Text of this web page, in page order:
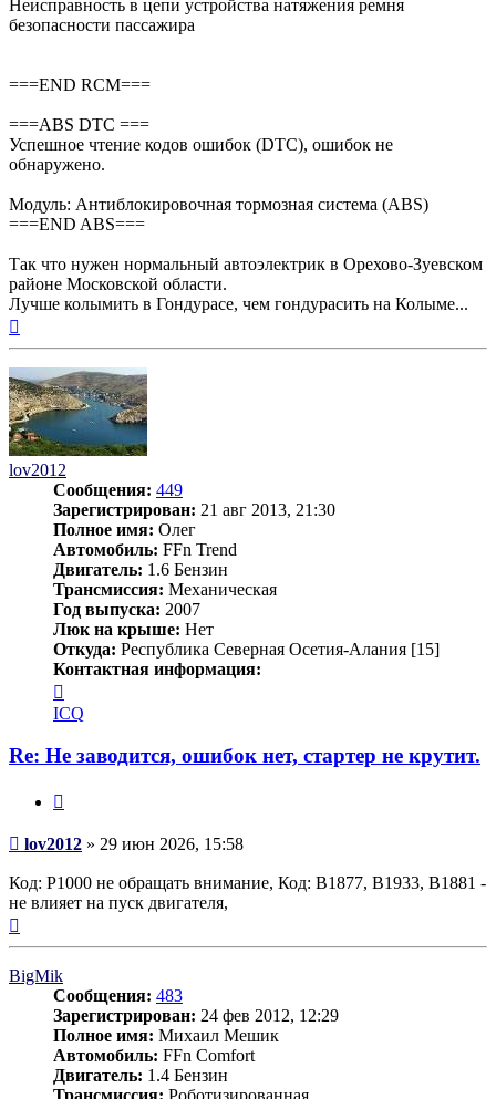
Неисправность в цепи устройства натяжения ремня
безопасности пассажира
===END RCM===
===ABS DTC ===
Успешное чтение кодов ошибок (DTC), ошибок не
обнаружено.
Модуль: Антиблокировочная тормозная система (ABS)
===END ABS===
Так что нужен нормальный автоэлектрик в Орехово-Зуевском
районе Московской области.
Лучше колымить в Гондурасе, чем гондурасить на Колыме...
lov2012
Сообщения: 449
Зарегистрирован: 21 авг 2013, 21:30
Полное имя: Олег
Автомобиль: FFn Trend
Двигатель: 1.6 Бензин
Трансмиссия: Механическая
Год выпуска: 2007
Люк на крыше: Нет
Откуда: Республика Северная Осетия-Алания [15]
Контактная информация:
информация
пользователя
ICQ
Re: Не заводится, ошибок нет, стартер не крутит.
Сообщение
lov2012 » 29 июн 2026, 15:58
Код: P1000 не обращать внимание, Код: B1877, B1933, B1881 -
не влияет на пуск двигателя,
BigMik
Сообщения: 483
Зарегистрирован: 24 фев 2012, 12:29
Полное имя: Михаил Мешик
Автомобиль: FFn Comfort
Двигатель: 1.4 Бензин